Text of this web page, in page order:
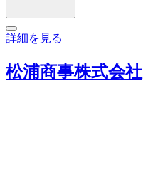
詳細を見る
松浦商事株式会社